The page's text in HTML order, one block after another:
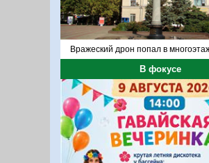
Вражеский дрон попал в
В фокусе